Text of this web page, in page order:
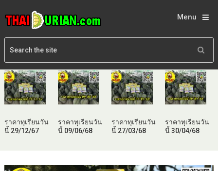
Menu
ราคาทุเรียนวัน
นี้ 29/12/67
ราคาทุเรียนวัน
นี้ 09/06/68
ราคาทุเรียนวัน
นี้ 27/03/68
ราคาทุเรียนวัน
นี้ 30/04/68